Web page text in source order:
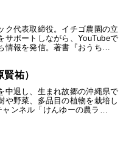
ク代表取締役。イチゴ農園の立
サポートしながら、YouTubeで
情報を発信。著書『おうち…
祐）
中退し、生まれ故郷の沖縄県で
や野菜、多品目の植物を栽培し
ンネル「けんゆーの農ラ…